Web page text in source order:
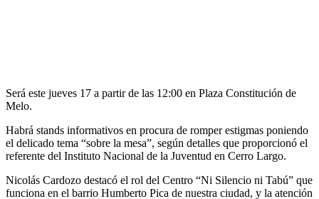
Será este jueves 17 a partir de las 12:00 en Plaza Constitución de
Melo.
Habrá stands informativos en procura de romper estigmas poniendo
el delicado tema “sobre la mesa”, según detalles que proporcionó el
referente del Instituto Nacional de la Juventud en Cerro Largo.
Nicolás Cardozo destacó el rol del Centro “Ni Silencio ni Tabú” que
funciona en el barrio Humberto Pica de nuestra ciudad, y la atención